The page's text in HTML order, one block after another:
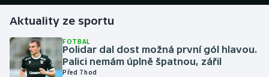
Gymnastika
Házená
Jezdectví
Aktuality ze sportu
FOTBAL
Polidar dal dost možná první gól hlavou.
Palici nemám úplně špatnou, zářil
Před 7 hod